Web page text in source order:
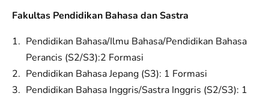
Fakultas Pendidikan Bahasa dan Sastra
Pendidikan Bahasa/Ilmu Bahasa/Pendidikan Bahasa
Perancis (S2/S3):2 Formasi
Pendidikan Bahasa Jepang (S3): 1 Formasi
Pendidikan Bahasa Inggris/Sastra Inggris (S2/S3): 1